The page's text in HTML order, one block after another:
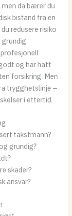
da bærer du
bistand fra en
redusere risiko
grundig
og har hatt
forsikring. Men
trygghetslinje –
i ettertid.
takstmann?
grundig?
skader?
ansvar?